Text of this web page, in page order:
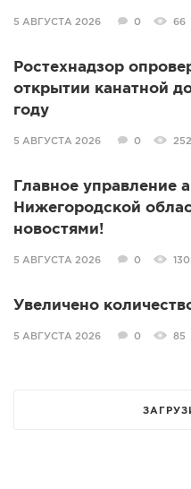
5 АВГУСТА 2026 0 66
Ростехнадзор
открытии канатной
году
5 АВГУСТА 2026 0 252
Главное управление
Нижегородской
новостями!
5 АВГУСТА 2026 0 130
Увеличено
5 АВГУСТА 2026 0 85